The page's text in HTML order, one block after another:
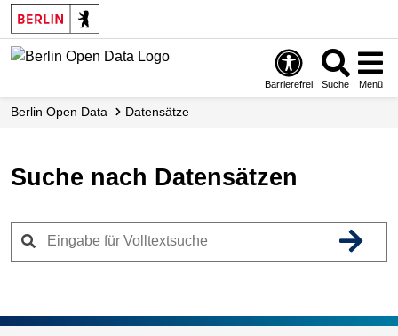
Skip
to
main
Barrierefrei Suche Menü
Berlin Open Data Datensätze
Suche nach Datensätzen